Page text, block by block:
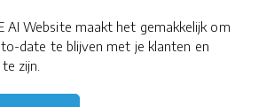
AI Website maakt het gemakkelijk om
date te blijven met je klanten en
zijn.